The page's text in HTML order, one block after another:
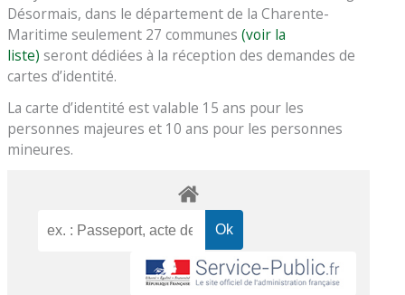
Désormais, dans le département de la Charente-
Maritime seulement 27 communes(voir la
liste) seront dédiées à la réception des demandes de
cartes d’identité.
La carte d’identité est valable 15 ans pour les
personnes majeures et 10 ans pour les personnes
mineures.